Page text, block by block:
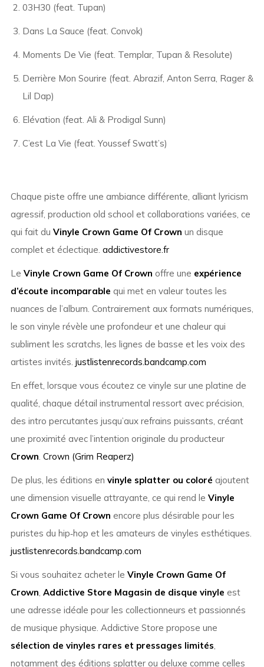
03H30 (feat. Tupan)
Dans La Sauce (feat. Convok)
Moments De Vie (feat. Templar, Tupan & Resolute)
Derrière Mon Sourire (feat. Abrazif, Anton Serra, Rager &
Lil Dap)
Elévation (feat. Ali & Prodigal Sunn)
C’est La Vie (feat. Youssef Swatt’s)
Chaque piste offre une ambiance différente, alliant lyricism
agressif, production old school et collaborations variées, ce
qui fait du Vinyle Crown Game Of Crown un disque
complet et éclectique. addictivestore.fr
Le Vinyle Crown Game Of Crown offre une expérience
d’écoute incomparable qui met en valeur toutes les
nuances de l’album. Contrairement aux formats numériques,
le son vinyle révèle une profondeur et une chaleur qui
subliment les scratchs, les lignes de basse et les voix des
artistes invités. justlistenrecords.bandcamp.com
En effet, lorsque vous écoutez ce vinyle sur une platine de
qualité, chaque détail instrumental ressort avec précision,
des intro percutantes jusqu’aux refrains puissants, créant
une proximité avec l’intention originale du producteur
Crown. Crown (Grim Reaperz)
De plus, les éditions en vinyle splatter ou coloré ajoutent
une dimension visuelle attrayante, ce qui rend le Vinyle
Crown Game Of Crown encore plus désirable pour les
puristes du hip‑hop et les amateurs de vinyles esthétiques.
justlistenrecords.bandcamp.com
Si vous souhaitez acheter le Vinyle Crown Game Of
Crown, Addictive Store Magasin de disque vinyle est
une adresse idéale pour les collectionneurs et passionnés
de musique physique. Addictive Store propose une
sélection de vinyles rares et pressages limités,
notamment des éditions splatter ou deluxe comme celles